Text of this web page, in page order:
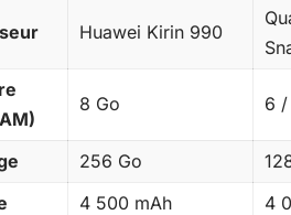
Huawei Kirin 990
8 Go 6 /
256 Go
4 500 mAh 4